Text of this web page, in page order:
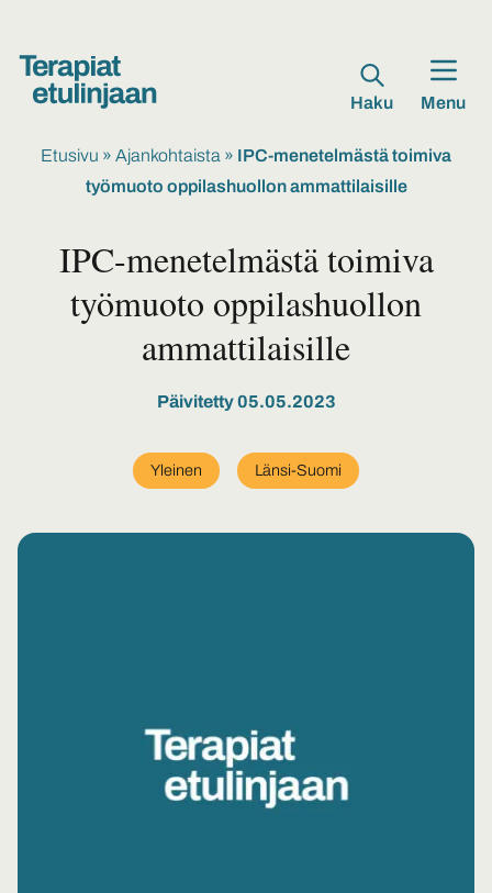
Haku Menu
Etusivu » Ajankohtaista » IPC-menetelmästä toimiva
työmuoto oppilashuollon ammattilaisille
IPC-menetelmästä toimiva
työmuoto oppilashuollon
ammattilaisille
Päivitetty 05.05.2023
Yleinen Länsi-Suomi